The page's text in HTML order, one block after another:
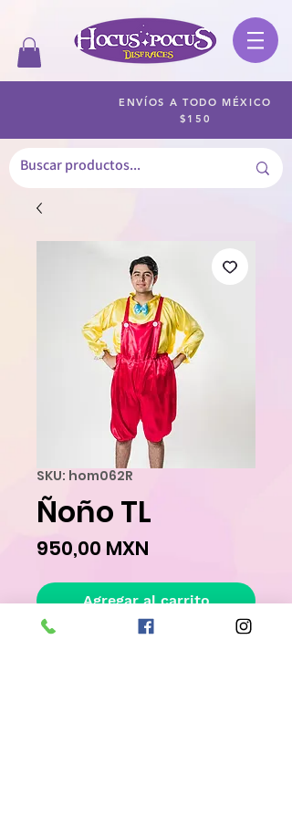
ENVÍOS A TODO MÉXICO
$150
SKU: hom062R
Ñoño TL
950,00 MXN
Agregar al carrito